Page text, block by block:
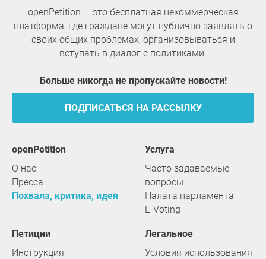
openPetition — это бесплатная некоммерческая
платформа, где граждане могут публично заявлять о
своих общих проблемах, организовываться и
вступать в диалог с политиками.
Больше никогда не пропускайте новости!
ПОДПИСАТЬСЯ НА РАССЫЛКУ
openPetition
О нас
Пресса
Похвала, критика, идея
услуга
Часто задаваемые
вопросы
Палата парламента
E-Voting
Петиции
Инструкция
Легальное
Условия использования